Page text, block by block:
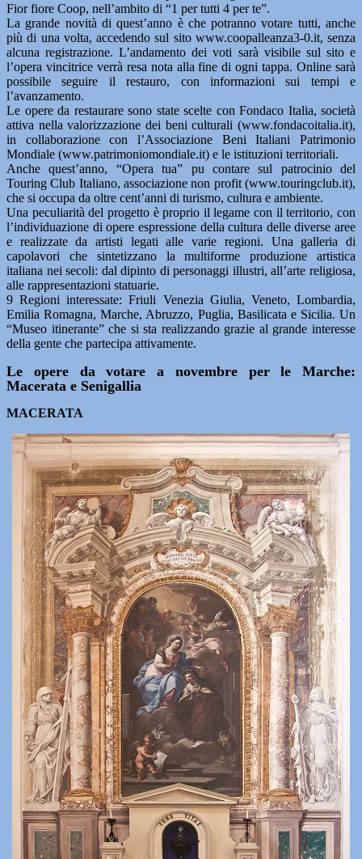
Fior fiore Coop, nell’ambito di “1 per tutti 4 per te”.
La grande novità di quest’anno è che potranno votare tutti, anche
più di una volta, accedendo sul sito www.coopalleanza3-0.it, senza
alcuna registrazione. L’andamento dei voti sarà visibile sul sito e
l’opera vincitrice verrà resa nota alla fine di ogni tappa. Online sarà
possibile seguire il restauro, con informazioni sui tempi e
l’avanzamento.
Le opere da restaurare sono state scelte con Fondaco Italia, società
attiva nella valorizzazione dei beni culturali (www.fondacoitalia.it),
in collaborazione con l’Associazione Beni Italiani Patrimonio
Mondiale (www.patrimoniomondiale.it) e le istituzioni territoriali.
Anche quest’anno, “Opera tua” pu contare sul patrocinio del
Touring Club Italiano, associazione non profit (www.touringclub.it),
che si occupa da oltre cent’anni di turismo, cultura e ambiente.
Una peculiarità del progetto è proprio il legame con il territorio, con
l’individuazione di opere espressione della cultura delle diverse aree
e realizzate da artisti legati alle varie regioni. Una galleria di
capolavori che sintetizzano la multiforme produzione artistica
italiana nei secoli: dal dipinto di personaggi illustri, all’arte religiosa,
alle rappresentazioni statuarie.
9 Regioni interessate: Friuli Venezia Giulia, Veneto, Lombardia,
Emilia Romagna, Marche, Abruzzo, Puglia, Basilicata e Sicilia. Un
“Museo itinerante” che si sta realizzando grazie al grande interesse
della gente che partecipa attivamente.
Le opere da votare a novembre per le Marche:
Macerata e Senigallia
MACERATA